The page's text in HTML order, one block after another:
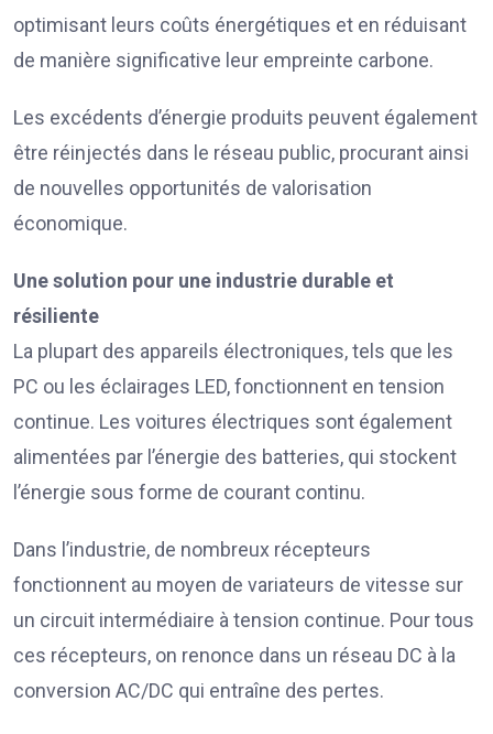
optimisant leurs coûts énergétiques et en réduisant
de manière significative leur empreinte carbone.
Les excédents d’énergie produits peuvent également
être réinjectés dans le réseau public, procurant ainsi
de nouvelles opportunités de valorisation
économique.
Une solution pour une industrie durable et
résiliente
La plupart des appareils électroniques, tels que les
PC ou les éclairages LED, fonctionnent en tension
continue. Les voitures électriques sont également
alimentées par l’énergie des batteries, qui stockent
l’énergie sous forme de courant continu.
Dans l’industrie, de nombreux récepteurs
fonctionnent au moyen de variateurs de vitesse sur
un circuit intermédiaire à tension continue. Pour tous
ces récepteurs, on renonce dans un réseau DC à la
conversion AC/DC qui entraîne des pertes.